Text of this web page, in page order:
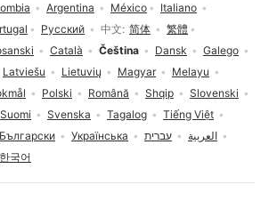
Argentina México
Italiano
Русский 中文 简体
繁體
Català Čeština Dansk
Galego
Latviešu Lietuvių Magyar
Melayu
Polski Română Shqip
Slovenski
Suomi Svenska Tagalog
Tiếng Việt
Български Українська עברית
العربية
한국어